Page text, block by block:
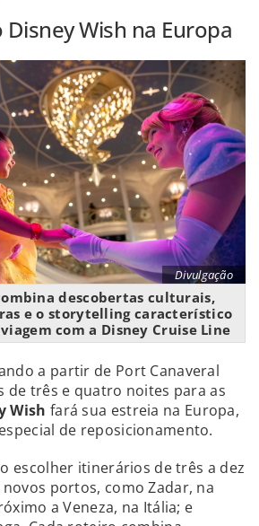
Wish na Europa
Divulgação
descobertas culturais,
e o storytelling característico
com a Disney Cruise Line
a partir de Port Canaveral
de três e quatro noites para as
Wish fará sua estreia na Europa,
de reposicionamento.
escolher itinerários de três a dez
portos, como Zadar, na
a Veneza, na Itália; e